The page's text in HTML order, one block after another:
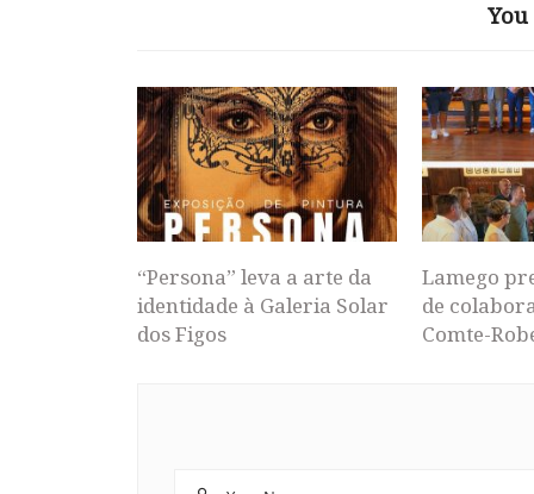
“Persona” leva a arte da
identidade à Galeria Solar
dos Figos
Lamego
de
Comte-